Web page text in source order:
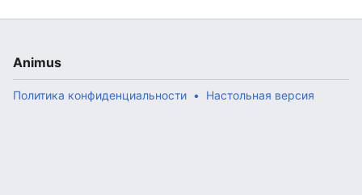
Animus
Политика конфиденциальности Настольная версия